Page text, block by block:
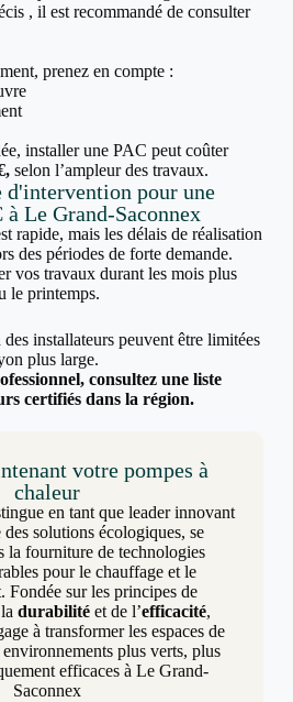
, il est recommandé de consulter
prenez en compte :
installer une PAC peut coûter
selon l’ampleur des travaux.
pour une
Le Grand-Saconnex
rapide, mais les délais de réalisation
des périodes de forte demande.
vos travaux durant les mois plus
le printemps.
installateurs peuvent être limitées
plus large.
consultez une liste
certifiés dans la région.
votre pompes à
chaleur
en tant que leader innovant
solutions écologiques, se
la fourniture de technologies
pour le chauffage et le
Fondée sur les principes de
ladurabilité et de l’efficacité,
à transformer les espaces de
plus verts, plus
efficaces à Le Grand-
Saconnex